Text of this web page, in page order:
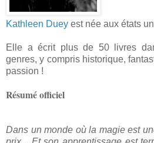
Kathleen Duey est née aux états
Elle a écrit plus de 50 livres
genres, y compris historique,
passion !
Résumé officiel
Dans un monde où la magie est